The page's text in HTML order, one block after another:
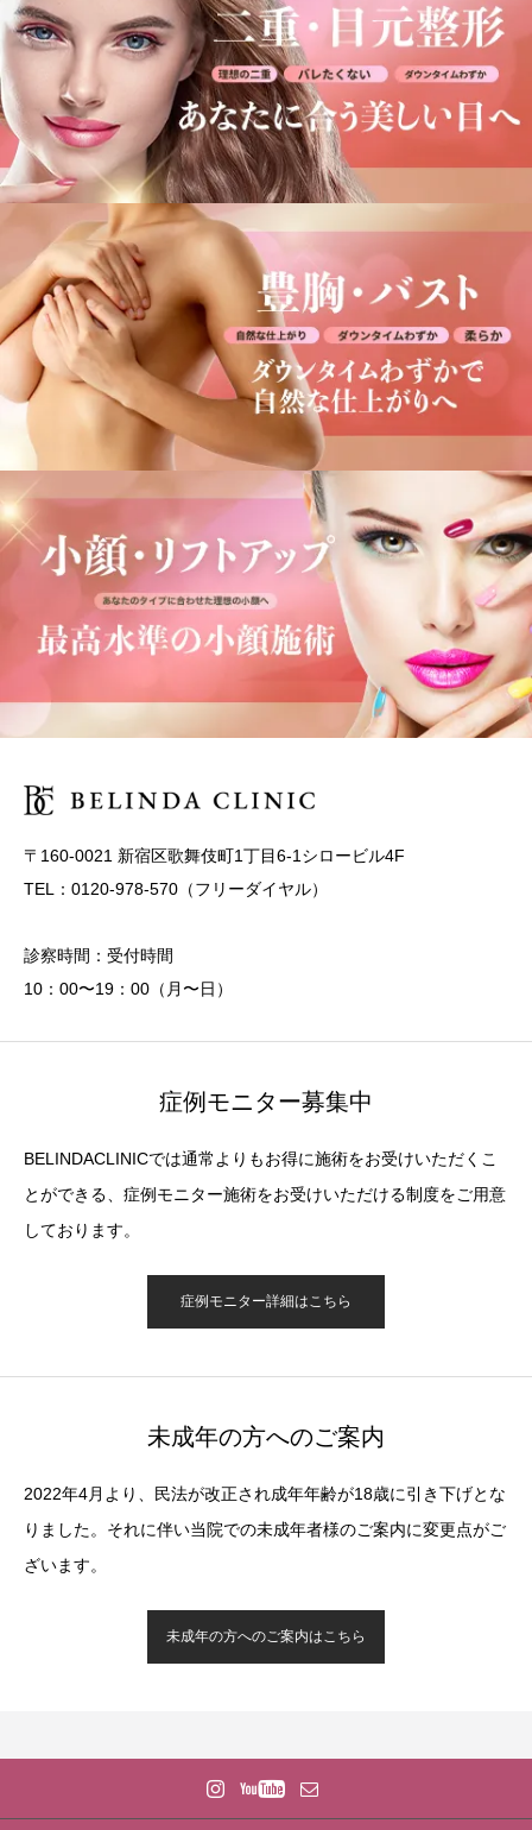
〒160-0021 新宿区歌舞伎町1丁目6-1シロービル4F
TEL：0120-978-570（フリーダイヤル）
診察時間：受付時間
10：00〜19：00（月〜日）
症例モニター募集中
BELINDACLINICでは通常よりもお得に施術をお受けいただくこ
とができる、症例モニター施術をお受けいただける制度をご用意
しております。
症例モニター詳細はこちら
未成年の方へのご案内
2022年4月より、民法が改正され成年年齢が18歳に引き下げとな
りました。それに伴い当院での未成年者様のご案内に変更点がご
ざいます。
未成年の方へのご案内はこちら